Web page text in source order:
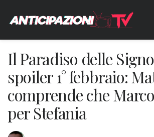
Il Paradiso delle
spoiler 1° febbraio:
comprende che
per Stefania